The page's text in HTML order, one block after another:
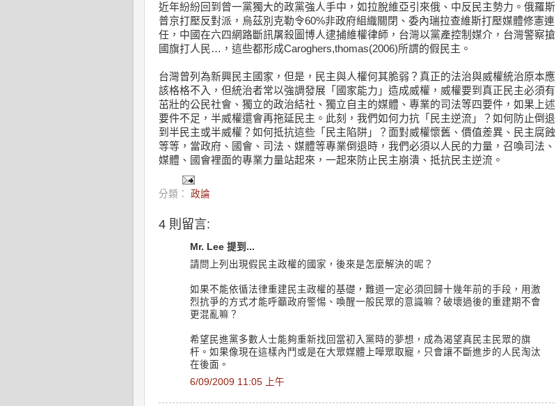
近年紛紛回到曾一黨獨大的政黨強人手中，如拉脫維亞引來俄、中反民主勢力。俄羅斯
普京打壓反對派，烏茲別克勒令60%非政府組織關閉、委內瑞拉查維斯打壓媒體修憲連
任，中國在六四網路斷訊屠殺圖博人逮捕維權律師，台灣以黨產控制媒介，台灣警察搶
國旗打人民…，這些都形成Caroghers,thomas(2006)所謂的假民主。
台灣曾列為新興民主國家，但是，民主與人權何其脆弱？真正的法治與威權統治原本應
該格格不入，但統治者常以強調發展「國家能力」造成威權，威權要到真正民主必須有
茁壯的公民社會、獨立的政治結社、獨立自主的媒體、專業的司法等四要件，如果上述
要件不足，半威權還會再拖延民主。此刻，我們如何力抗「民主逆流」？如何防止倒退
到半民主或半威權？如何抵抗這些「民主陷阱」？面對威權懷舊、價值差異、民主腐蝕
等等，當政府、國會、司法、媒體等專業倒退時，我們必須以人民的力量，召喚司法、
媒體、國會裡面的專業力量站起來，一起來防止民主崩潰、抵抗民主逆流。
分類： 政論
4 則留言:
Mr. Lee 提到...
請問上列出現假民主政權的國家，後來是怎麼解決的呢？
如果不能依循法律重建民主政權的基礎，難道一定必須回歸十幾年前的手段，用激
烈抗爭的方式才能呼籲政府警惕、喚醒一般民眾的意識嘛？破壞過後的重建期不會
更混亂嘛？
希望民進黨多數人士能夠重新找回當初入黨時的夢想，成為渴望真民主民眾的旗
杆。如果像現在這樣內鬥或是在大眾媒體上嘩眾取寵，只會讓不斷進步的人民淘汰
在後面。
6/09/2009 11:05 上午